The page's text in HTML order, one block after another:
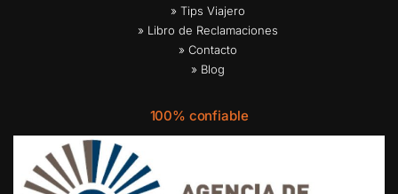
» Tips Viajero
» Libro de Reclamaciones
» Contacto
» Blog
100% confiable